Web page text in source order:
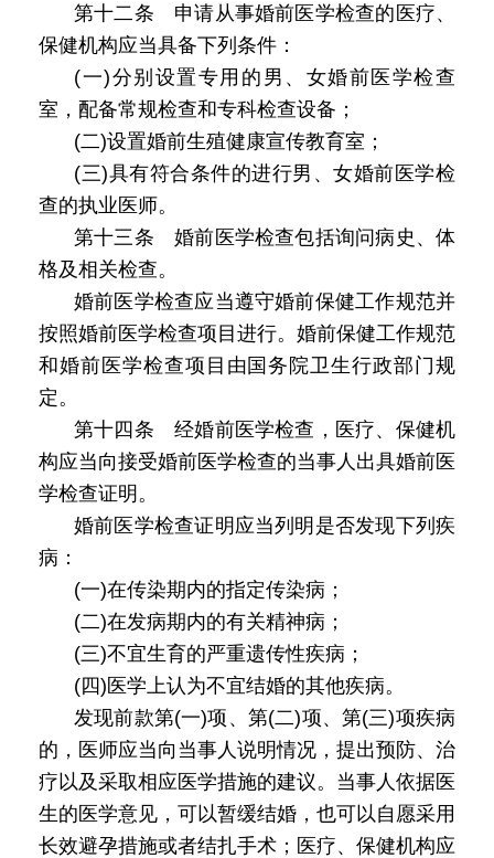
第十二条 申请从事婚前医学检查的医疗、
保健机构应当具备下列条件：
(一)分别设置专用的男、女婚前医学检查
室，配备常规检查和专科检查设备；
(二)设置婚前生殖健康宣传教育室；
(三)具有符合条件的进行男、女婚前医学检
查的执业医师。
第十三条 婚前医学检查包括询问病史、体
格及相关检查。
婚前医学检查应当遵守婚前保健工作规范并
按照婚前医学检查项目进行。婚前保健工作规范
和婚前医学检查项目由国务院卫生行政部门规
定。
第十四条 经婚前医学检查，医疗、保健机
构应当向接受婚前医学检查的当事人出具婚前医
学检查证明。
婚前医学检查证明应当列明是否发现下列疾
病：
(一)在传染期内的指定传染病；
(二)在发病期内的有关精神病；
(三)不宜生育的严重遗传性疾病；
(四)医学上认为不宜结婚的其他疾病。
发现前款第(一)项、第(二)项、第(三)项疾病
的，医师应当向当事人说明情况，提出预防、治
疗以及采取相应医学措施的建议。当事人依据医
生的医学意见，可以暂缓结婚，也可以自愿采用
长效避孕措施或者结扎手术；医疗、保健机构应